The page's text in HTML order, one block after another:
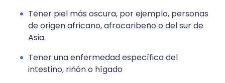
Tener piel más oscura, por ejemplo, personas
de origen africano, afrocaribeño o del sur de
Asia.
Tener una enfermedad específica del
intestino, riñón o hígado